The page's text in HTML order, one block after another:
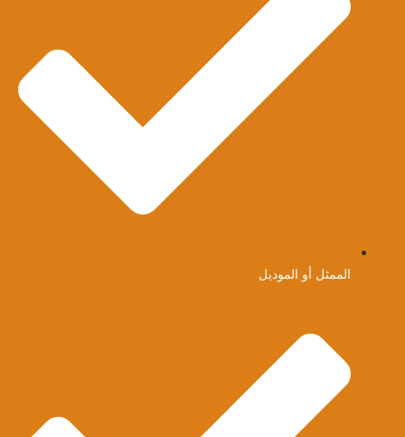
الممثل أو الموديل